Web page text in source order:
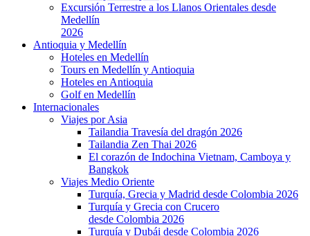
Excursión Terrestre a los Llanos Orientales desde
Medellín
2026
Antioquia y Medellín
Hoteles en Medellín
Tours en Medellín y Antioquia
Hoteles en Antioquia
Golf en Medellín
Internacionales
Viajes por Asia
Tailandia Travesía del dragón 2026
Tailandia Zen Thai 2026
El corazón de Indochina Vietnam, Camboya y
Bangkok
Viajes Medio Oriente
Turquía, Grecia y Madrid desde Colombia 2026
Turquía y Grecia con Crucero
desde Colombia 2026
Turquía y Dubái desde Colombia 2026